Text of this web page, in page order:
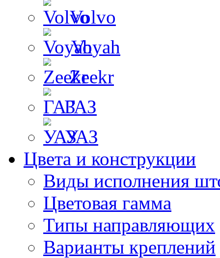
Volvo
Voyah
Zeekr
ГАЗ
УАЗ
Цвета и конструкции
Виды исполнения
Цветовая гамма
Типы направляющих
Варианты креплений